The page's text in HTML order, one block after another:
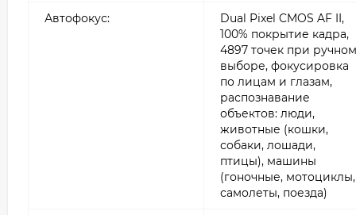
Автофокус:
Dual Pixel CMOS AF II,
100% покрытие кадра,
4897 точек при ручном
выборе, фокусировка
по лицам и глазам,
распознавание
объектов: люди,
животные (кошки,
собаки, лошади,
птицы), машины
(гоночные, мотоциклы,
самолеты, поезда)